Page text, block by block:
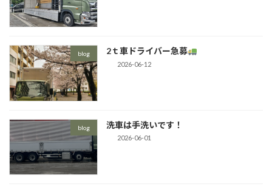
blog 2ｔ車ドライバー急募
2026-06-12
blog 洗車は手洗いです！
2026-06-01